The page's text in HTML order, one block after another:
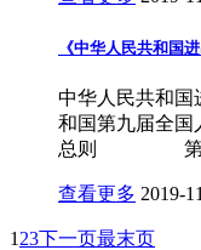
《中华人民共和国
中华人民共和
和国第九届全
总则 第一条
查看更多 2019-
1 23下一页最末页